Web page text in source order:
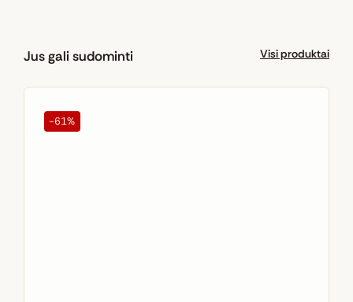
Jus gali sudominti Visi produktai
-61%